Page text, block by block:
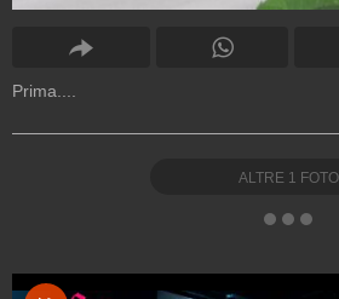
Prima....
ALTRE 1 FOTO